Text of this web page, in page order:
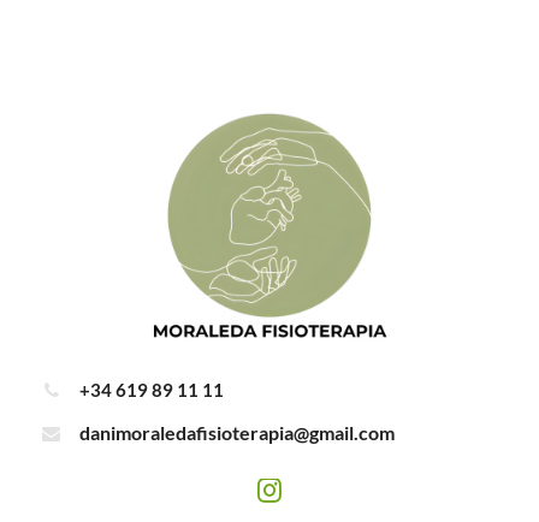
+34 619 89 11 11
danimoraledafisioterapia@gmail.com